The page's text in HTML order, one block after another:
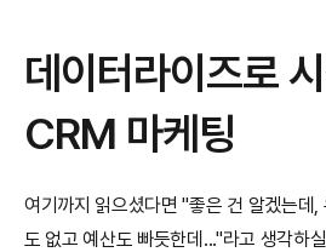
데이터라이즈로
CRM 마케팅
여기까지 읽으셨다면 "좋은 건 알겠는데,
도 없고 예산도 빠듯한데..."라고 생각하